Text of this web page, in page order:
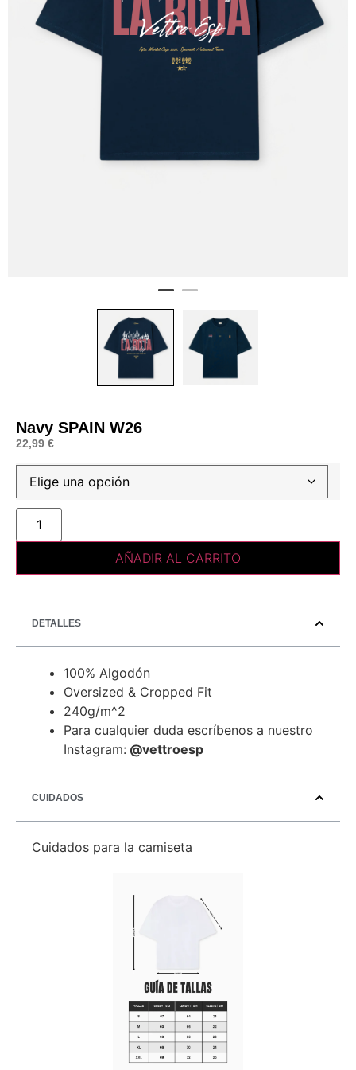
Navy SPAIN W26
22,99 €
AÑADIR AL CARRITO
DETALLES
100% Algodón
Oversized & Cropped Fit
240g/m^2
Para cualquier duda escríbenos a nuestro
Instagram: @vettroesp
CUIDADOS
Cuidados para la camiseta